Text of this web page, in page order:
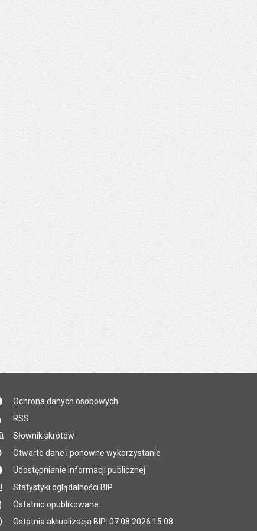
Ochrona danych osobowych
RSS
Słownik skrótów
Otwarte dane i ponowne wykorzystanie
Udostępnianie informacji publicznej
Statystyki oglądalności BIP
Ostatnio opublikowane
Ostatnia aktualizacja BIP: 07.08.2026 15:08